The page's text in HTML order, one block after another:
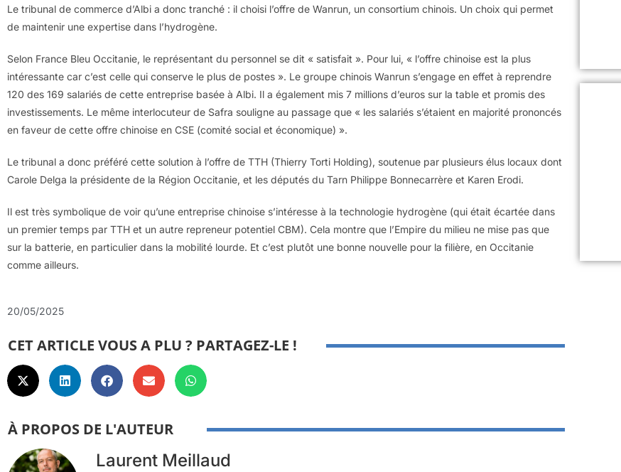
Le tribunal de commerce d’Albi a donc tranché : il choisi l’offre de Wanrun, un consortium chinois. Un choix qui permet
de maintenir une expertise dans l’hydrogène.
Selon France Bleu Occitanie, le représentant du personnel se dit « satisfait ». Pour lui, « l’offre chinoise est la plus
intéressante car c’est celle qui conserve le plus de postes ». Le groupe chinois Wanrun s’engage en effet à reprendre
120 des 169 salariés de cette entreprise basée à Albi. Il a également mis 7 millions d’euros sur la table et promis des
investissements. Le même interlocuteur de Safra souligne au passage que « les salariés s’étaient en majorité prononcés
en faveur de cette offre chinoise en CSE (comité social et économique) ».
Le tribunal a donc préféré cette solution à l’offre de TTH (Thierry Torti Holding), soutenue par plusieurs élus locaux dont
Carole Delga la présidente de la Région Occitanie, et les députés du Tarn Philippe Bonnecarrère et Karen Erodi.
Il est très symbolique de voir qu’une entreprise chinoise s’intéresse à la technologie hydrogène (qui était écartée dans
un premier temps par TTH et un autre repreneur potentiel CBM). Cela montre que l’Empire du milieu ne mise pas que
sur la batterie, en particulier dans la mobilité lourde. Et c’est plutôt une bonne nouvelle pour la filière, en Occitanie
comme ailleurs.
20/05/2025
CET ARTICLE VOUS A PLU ? PARTAGEZ-LE !
À PROPOS DE L'AUTEUR
Laurent Meillaud